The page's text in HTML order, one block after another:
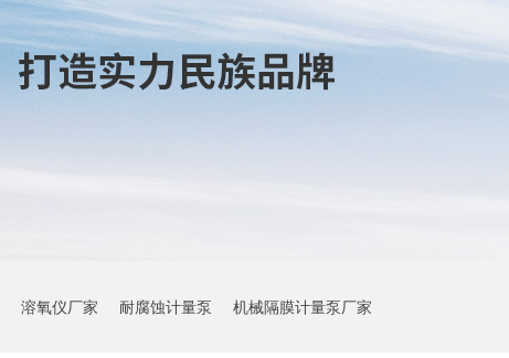
溶氧仪厂家 耐腐蚀计量泵 机械隔膜计量泵厂家